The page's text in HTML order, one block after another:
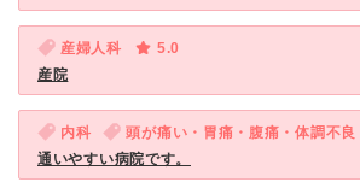
産婦人科
5.0
産院
内科 頭が痛い・胃痛・腹痛・体調不良
通いやすい病院です。